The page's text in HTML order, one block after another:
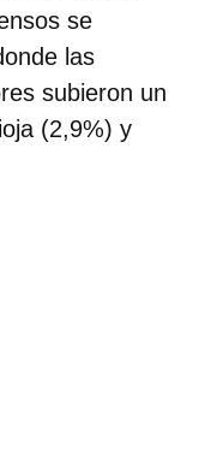
se
las
subieron un
(2,9%) y